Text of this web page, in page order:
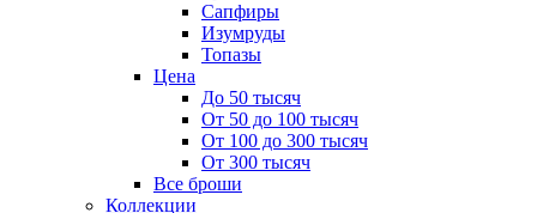
Сапфиры
Изумруды
Топазы
Цена
До 50 тысяч
От 50 до 100 тысяч
От 100 до 300 тысяч
От 300 тысяч
Все броши
Коллекции